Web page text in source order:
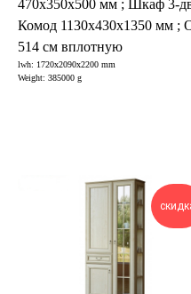
470х350х500 мм ; Шкаф 3-
Комод 1130х430х1350 мм ;
514 см вплотную
lwh: 1720x2090x2200 mm
Weight: 385000 g